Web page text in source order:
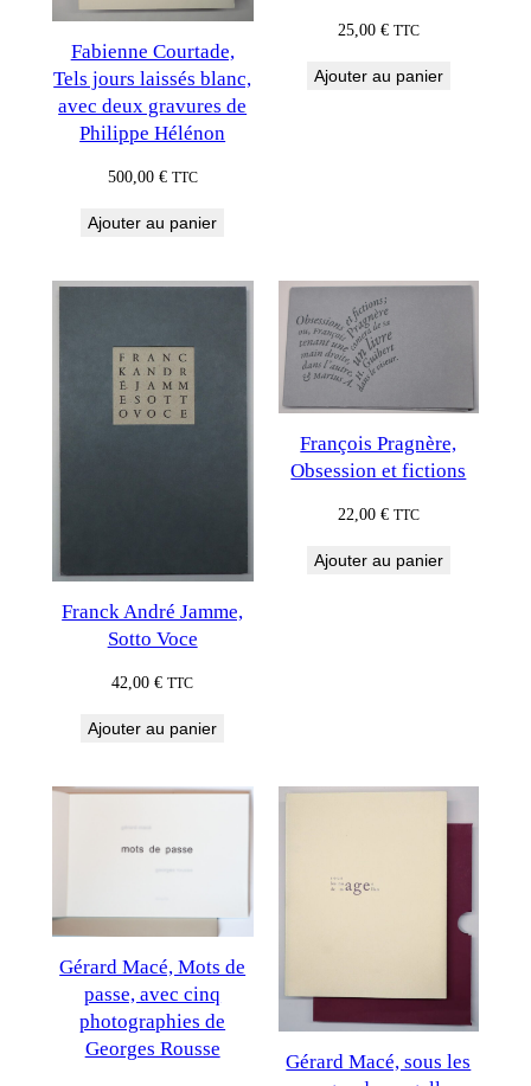
Fabienne Courtade,
Tels jours laissés blanc,
avec deux gravures de
Philippe Hélénon
500,00 € TTC
Ajouter au panier
25,00 € TTC
Ajouter au panier
Franck André Jamme,
Sotto Voce
42,00€ TTC
Ajouter au panier
François Pragnère,
Obsession et fictions
22,00 € TTC
Ajouter au panier
Gérard Macé, Mots de
passe, avec cinq
photographies de
Georges Rousse
Gérard Macé, sous les